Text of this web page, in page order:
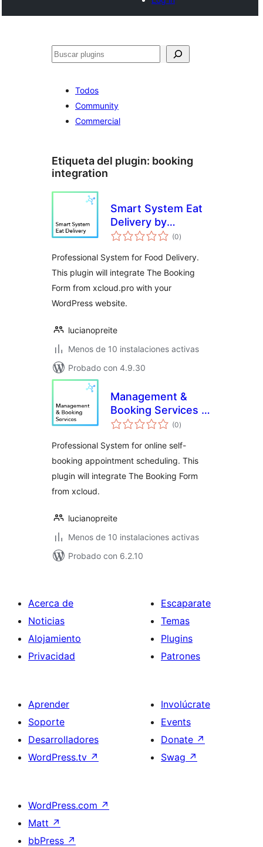
Buscar
Todos
Community
Commercial
Etiqueta del plugin: booking
integration
Smart System Eat
Delivery by
xCloud.pro
(0total
de
)
Professional System for Food Delivery.
This plugin will integrate The Booking
Form from xcloud.pro with your
WordPress website.
lucianopreite
Menos de 10 instalaciones activas
Probado con 4.9.30
Management &
Booking Services –
xCloud.pro
(0total
de
)
Professional System for online self-
booking appointment scheduling. This
plugin will integrate The Booking Form
from xcloud.
lucianopreite
Menos de 10 instalaciones activas
Probado con 6.2.10
Acerca de
Noticias
Alojamiento
Privacidad
Escaparate
Temas
Plugins
Patrones
Aprender
Soporte
Desarrolladores
WordPress.tv ↗
Involúcrate
Events
Donate ↗
Swag ↗
WordPress.com ↗
Matt ↗
bbPress ↗